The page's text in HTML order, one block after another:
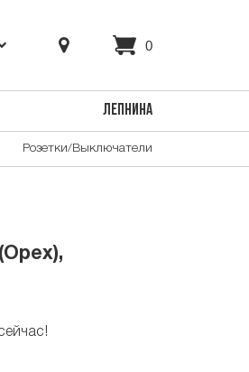
0
ЛЕПНИНА
Розетки/Выключатели